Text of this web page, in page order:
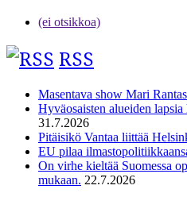
(ei otsikkoa)
RSS
Masentava show Mari
Hyväosaisten alueiden
31.7.2026
Pitäisikö Vantaa liittää
EU pilaa
On virhe kieltää Suomessa
mukaan. 22.7.2026